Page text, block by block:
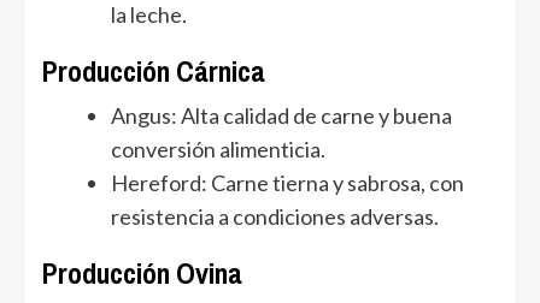
la leche.
Producción Cárnica
Angus: Alta calidad de carne y buena
conversión alimenticia.
Hereford: Carne tierna y sabrosa, con
resistencia a condiciones adversas.
Producción Ovina